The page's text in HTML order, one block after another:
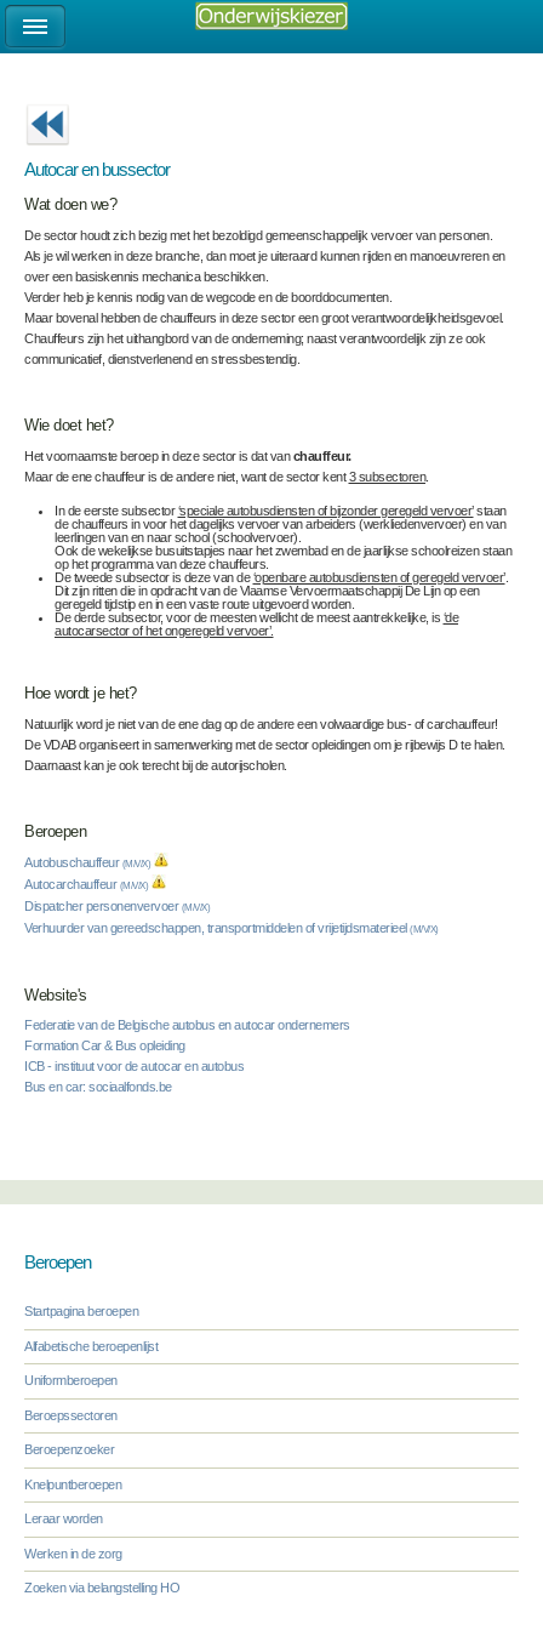
Autocar en bussector
Wat doen we?
De sector houdt zich bezig met het bezoldigd gemeenschappelijk vervoer van personen.
Als je wil werken in deze branche, dan moet je uiteraard kunnen rijden en manoeuvreren en
over een basiskennis mechanica beschikken.
Verder heb je kennis nodig van de wegcode en de boorddocumenten.
Maar bovenal hebben de chauffeurs in deze sector een groot verantwoordelijkheidsgevoel.
Chauffeurs zijn het uithangbord van de onderneming; naast verantwoordelijk zijn ze ook
communicatief, dienstverlenend en stressbestendig.
Wie doet het?
Het voornaamste beroep in deze sector is dat vanchauffeur.
Maar de ene chauffeur is de andere niet, want de sector kent3 subsectoren.
In de eerste subsector‘speciale autobusdiensten of bijzonder geregeld vervoer’staan
de chauffeurs in voor het dagelijks vervoer van arbeiders (werkliedenvervoer) en van
leerlingen van en naar school (schoolvervoer).
Ook de wekelijkse busuitstapjes naar het zwembad en de jaarlijkse schoolreizen staan
op het programma van deze chauffeurs.
De tweede subsector is deze van de‘openbare autobusdiensten of geregeld vervoer’.
Dit zijn ritten die in opdracht van de Vlaamse Vervoermaatschappij De Lijn op een
geregeld tijdstip en in een vaste route uitgevoerd worden.
De derde subsector, voor de meesten wellicht de meest aantrekkelijke, is ‘de
autocarsector of het ongeregeld vervoer’.
Hoe wordt je het?
Natuurlijk word je niet van de ene dag op de andere een volwaardige bus- of carchauffeur!
De VDAB organiseert in samenwerking met de sector opleidingen om je rijbewijs D te halen.
Daarnaast kan je ook terecht bij de autorijscholen.
Beroepen
Autobuschauffeur (M/V/X)
Autocarchauffeur (M/V/X)
Dispatcher personenvervoer (M/V/X)
Verhuurder van gereedschappen, transportmiddelen of vrijetijdsmaterieel (M/V/X)
Website's
Federatie van de Belgische autobus en autocar ondernemers
Formation Car & Bus opleiding
ICB - instituut voor de autocar en autobus
Bus en car: sociaalfonds.be
Beroepen
Startpagina beroepen
Alfabetische beroepenlijst
Uniformberoepen
Beroepssectoren
Beroepenzoeker
Knelpuntberoepen
Leraar worden
Werken in de zorg
Zoeken via belangstelling HO